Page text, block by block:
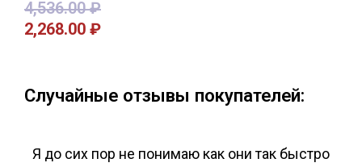
4,536.00₽
2,268.00 ₽
Случайные отзывы покупателей:
Я до сих пор не понимаю как они так быстро